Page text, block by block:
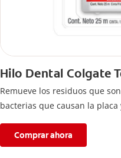
Hilo Dental Colgate
Remueve los residuos que
bacterias que causan la
Comprar ahora